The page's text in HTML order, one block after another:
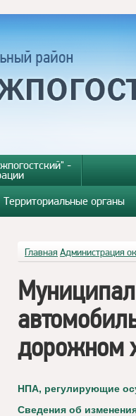
-
Территориальные органы
Главная Администрация
дорожном
НПА, регулирующие
Сведения об